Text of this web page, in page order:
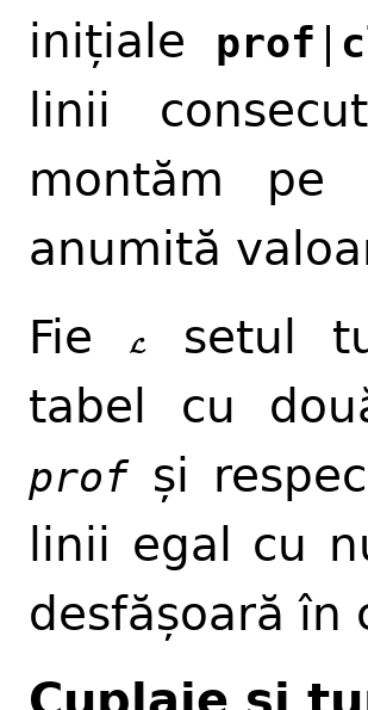
inițiale
prof
linii
montăm pe
anumită
Fie
L
L
setul
tabel cu
profși
linii egal cu
desfășoară în